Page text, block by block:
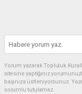
Yorum yazarak Topluluk
sitesine yaptığınız
başınıza üstleniyorsunuz.
sorumlu tutulamaz.